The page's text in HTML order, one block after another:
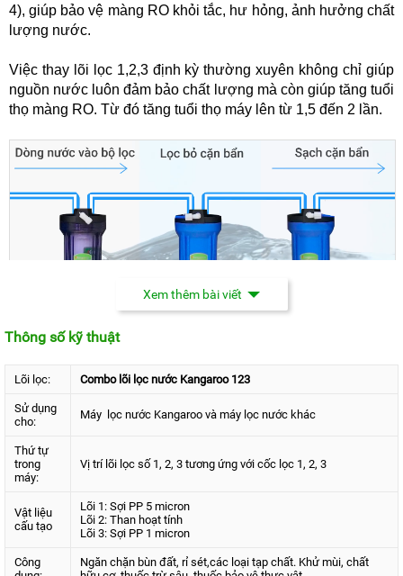
4), giúp bảo vệ màng RO khỏi tắc, hư hỏng, ảnh hưởng chất
lượng nước.
Việc thay lõi lọc 1,2,3 định kỳ thường xuyên không chỉ giúp
nguồn nước luôn đảm bảo chất lượng mà còn giúp tăng tuổi
thọ màng RO. Từ đó tăng tuổi thọ máy lên từ 1,5 đến 2 lần.
các cốc lọc tương ứng)
Bảng cấu tạo và thời gian thay lõi
1,2,3 Kangaroo
Xem thêm bài viết
Thông số kỹ thuật
Lõi lọc: Combo lõi lọc nước Kangaroo 123
Sử dụng
cho:
Máy lọc nước Kangaroo và máy lọc nước khác
Thứ tự
trong
máy:
Vị trí lõi lọc số 1, 2, 3 tương ứng với cốc lọc 1, 2, 3
Vật liệu
cấu tạo
Lõi 1: Sợi PP 5 micron
Lõi 2: Than hoạt tính
Lõi 3: Sợi PP 1 micron
Công
Ngăn chặn bùn đất, rỉ sét,các loại tạp chất. Khử mùi, chất